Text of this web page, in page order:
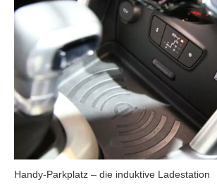
Handy-Parkplatz – die induktive Ladestation